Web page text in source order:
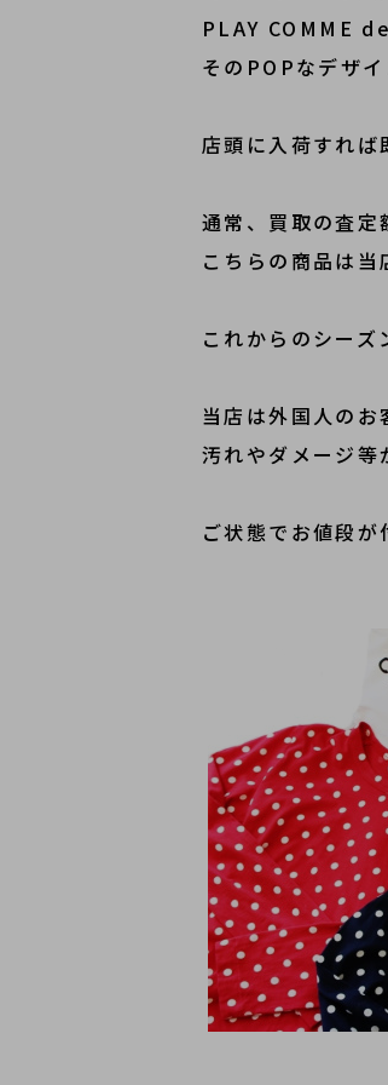
PLAY COMME
そのPOPなデザ
店頭に入荷すれば
通常、買取の査定
こちらの商品は
これからのシーズ
当店は外国人のお
汚れやダメージ等
ご状態でお値段が